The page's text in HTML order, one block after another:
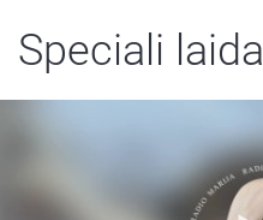
Speciali laida